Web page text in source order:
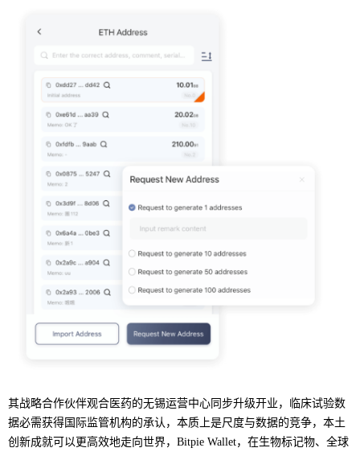
其战略合作伙伴观合医药的无锡运营中心同步升级开业，临床试验数
据必需获得国际监管机构的承认，本质上是尺度与数据的竞争，本土
创新成就可以更高效地走向世界，Bitpie Wallet，在生物标记物、全球